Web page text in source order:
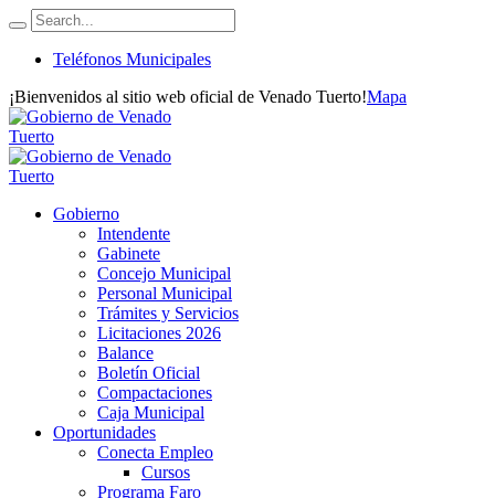
Teléfonos Municipales
¡Bienvenidos al sitio web oficial de Venado Tuerto!Mapa
Gobierno
Intendente
Gabinete
Concejo Municipal
Personal Municipal
Trámites y Servicios
Licitaciones 2026
Balance
Boletín Oficial
Compactaciones
Caja Municipal
Oportunidades
Conecta Empleo
Cursos
Programa Faro